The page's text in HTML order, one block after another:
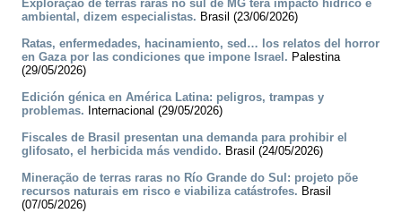
Exploração de terras raras no sul de MG terá impacto hídrico e
ambiental, dizem especialistas. Brasil (23/06/2026)
Ratas, enfermedades, hacinamiento, sed… los relatos del horror
en Gaza por las condiciones que impone Israel. Palestina
(29/05/2026)
Edición génica en América Latina: peligros, trampas y
problemas. Internacional (29/05/2026)
Fiscales de Brasil presentan una demanda para prohibir el
glifosato, el herbicida más vendido. Brasil (24/05/2026)
Mineração de terras raras no Río Grande do Sul: projeto põe
recursos naturais em risco e viabiliza catástrofes. Brasil
(07/05/2026)